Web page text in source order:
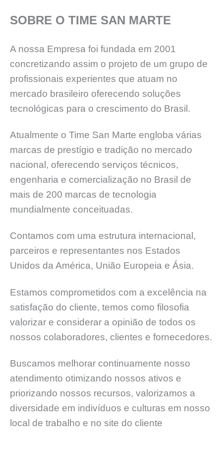
SOBRE O TIME SAN MARTE
A nossa Empresa foi fundada em 2001
concretizando assim o projeto de um grupo de
profissionais experientes que atuam no
mercado brasileiro oferecendo soluções
tecnológicas para o crescimento do Brasil.
Atualmente o Time San Marte engloba várias
marcas de prestígio e tradição no mercado
nacional, oferecendo serviços técnicos,
engenharia e comercialização no Brasil de
mais de 200 marcas de tecnologia
mundialmente conceituadas.
Contamos com uma estrutura internacional,
parceiros e representantes nos Estados
Unidos da América, União Europeia e Ásia.
Estamos comprometidos com a excelência na
satisfação do cliente, temos como filosofia
valorizar e considerar a opinião de todos os
nossos colaboradores, clientes e fornecedores.
Buscamos melhorar continuamente nosso
atendimento otimizando nossos ativos e
priorizando nossos recursos, valorizamos a
diversidade em indivíduos e culturas em nosso
local de trabalho e no site do cliente